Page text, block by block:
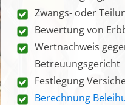
Zwangs- oder
Bewertung von
Wertnachweis
Betreuungsgericht
Festlegung
Berechnung